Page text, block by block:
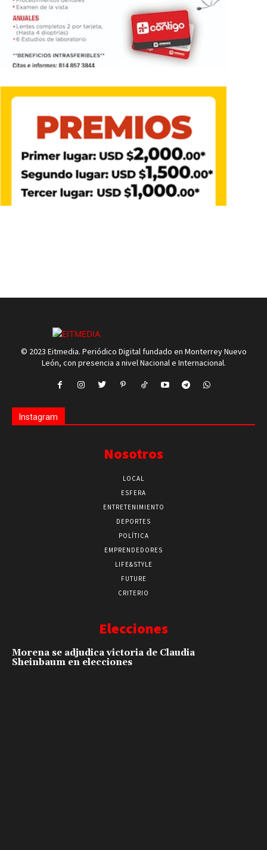
© 2023 Eitmedia. Periódico Digital fundado en Monterrey Nuevo
León, con presencia a nivel Nacional e Internacional.
Instagram
Nosotros
LOCAL
ESFERA
ENTRETENIMIENTO
DEPORTES
POLÍTICA
EMPRENDEDORES
LIFE&STYLE
FUTURE
CRITERIO
Elecciones
Morena se adjudica victoria de Claudia
Sheinbaum en elecciones